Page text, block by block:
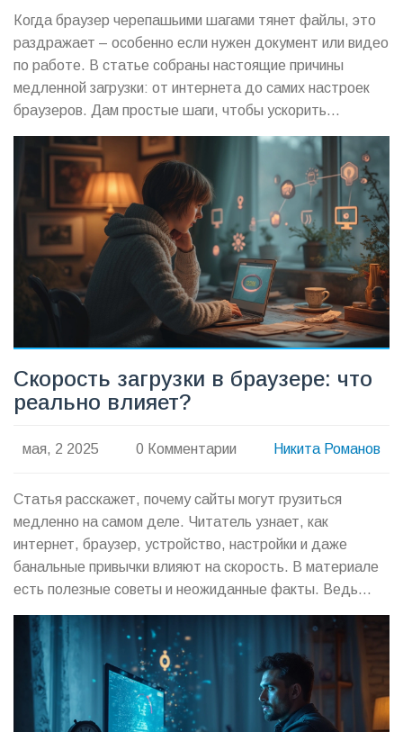
Когда браузер черепашьими шагами тянет файлы, это
раздражает – особенно если нужен документ или видео
по работе. В статье собраны настоящие причины
медленной загрузки: от интернета до самих настроек
браузеров. Дам простые шаги, чтобы ускорить
скачивание без сложной возни с техникой. Разберёмся,
что реально помогает, а что пустая трата времени.
Проверьте себя — многие удивляются, где теряется
скорость.
Скорость загрузки в браузере: что
реально влияет?
мая, 2 2025 0 Комментарии Никита Романов
Статья расскажет, почему сайты могут грузиться
медленно на самом деле. Читатель узнает, как
интернет, браузер, устройство, настройки и даже
банальные привычки влияют на скорость. В материале
есть полезные советы и неожиданные факты. Ведь
часто причина лага кроется не в том, на что мы сразу
думаем. Читайте — и сайты начнут радовать
скоростью.